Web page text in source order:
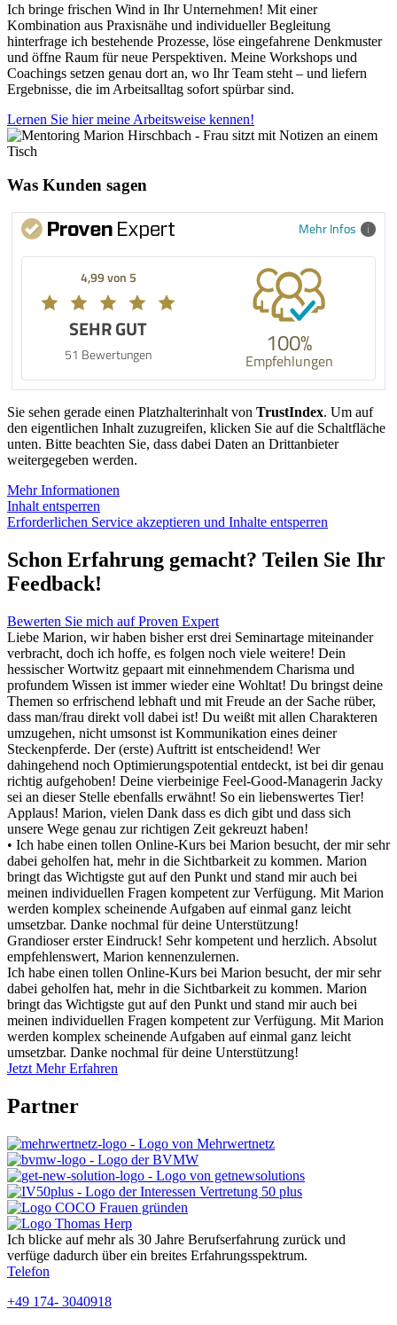
Ich bringe frischen Wind in Ihr Unternehmen! Mit einer
Kombination aus Praxisnähe und individueller Begleitung
hinterfrage ich bestehende Prozesse, löse eingefahrene Denkmuster
und öffne Raum für neue Perspektiven. Meine Workshops und
Coachings setzen genau dort an, wo Ihr Team steht – und liefern
Ergebnisse, die im Arbeitsalltag sofort spürbar sind.
Lernen Sie hier meine Arbeitsweise kennen!
Was Kunden sagen
Mehr Infos
4,99 von 5
SEHR GUT
51 Bewertungen 100%
Empfehlungen
Sie sehen gerade einen Platzhalterinhalt von TrustIndex. Um auf
den eigentlichen Inhalt zuzugreifen, klicken Sie auf die Schaltfläche
unten. Bitte beachten Sie, dass dabei Daten an Drittanbieter
weitergegeben werden.
Mehr Informationen
Inhalt entsperren
Erforderlichen Service akzeptieren und Inhalte entsperren
Schon Erfahrung gemacht? Teilen Sie Ihr
Feedback!
Bewerten Sie mich auf Proven Expert
Liebe Marion, wir haben bisher erst drei Seminartage miteinander
verbracht, doch ich hoffe, es folgen noch viele weitere! Dein
hessischer Wortwitz gepaart mit einnehmendem Charisma und
profundem Wissen ist immer wieder eine Wohltat! Du bringst deine
Themen so erfrischend lebhaft und mit Freude an der Sache rüber,
dass man/frau direkt voll dabei ist! Du weißt mit allen Charakteren
umzugehen, nicht umsonst ist Kommunikation eines deiner
Steckenpferde. Der (erste) Auftritt ist entscheidend! Wer
dahingehend noch Optimierungspotential entdeckt, ist bei dir genau
richtig aufgehoben! Deine vierbeinige Feel-Good-Managerin Jacky
sei an dieser Stelle ebenfalls erwähnt! So ein liebenswertes Tier!
Applaus! Marion, vielen Dank dass es dich gibt und dass sich
unsere Wege genau zur richtigen Zeit gekreuzt haben!
• Ich habe einen tollen Online-Kurs bei Marion besucht, der mir sehr
dabei geholfen hat, mehr in die Sichtbarkeit zu kommen. Marion
bringt das Wichtigste gut auf den Punkt und stand mir auch bei
meinen individuellen Fragen kompetent zur Verfügung. Mit Marion
werden komplex scheinende Aufgaben auf einmal ganz leicht
umsetzbar. Danke nochmal für deine Unterstützung!
Grandioser erster Eindruck! Sehr kompetent und herzlich. Absolut
empfehlenswert, Marion kennenzulernen.
Ich habe einen tollen Online-Kurs bei Marion besucht, der mir sehr
dabei geholfen hat, mehr in die Sichtbarkeit zu kommen. Marion
bringt das Wichtigste gut auf den Punkt und stand mir auch bei
meinen individuellen Fragen kompetent zur Verfügung. Mit Marion
werden komplex scheinende Aufgaben auf einmal ganz leicht
umsetzbar. Danke nochmal für deine Unterstützung!
Jetzt Mehr Erfahren
Partner
Ich blicke auf mehr als 30 Jahre Berufserfahrung zurück und
verfüge dadurch über ein breites Erfahrungsspektrum.
Telefon
+49 174- 3040918